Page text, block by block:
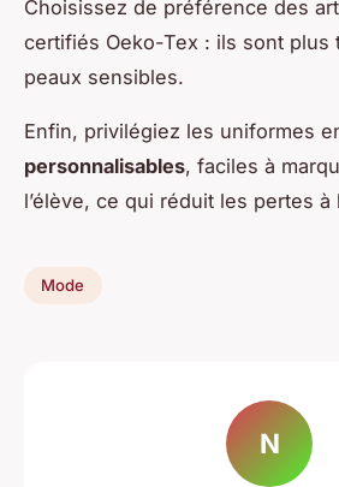
Choisissez de préférence des
certifiés Oeko-Tex : ils sont plus
peaux sensibles.
Enfin, privilégiez les uniformes
personnalisables, faciles à
l’élève, ce qui réduit les pertes à
Mode
N